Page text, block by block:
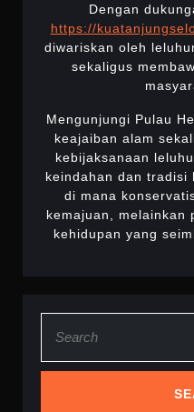
Dengan
https://
diwariskan oleh
sekaligus
Mengunjungi Pulau
keajaiban alam
kebijaksanaan
keindahan dan tradisi
di mana
kemajuan, melainkan
kehidupan yang
for: